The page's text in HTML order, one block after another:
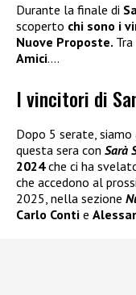
Durante la finale di
scoperto chi sono i
Nuove Proposte.
Amici….
I vincitori di
Dopo 5 serate,
questa sera con Sarà
2024che ci ha
che accedono al
2025, nella sezione
Carlo Conti e